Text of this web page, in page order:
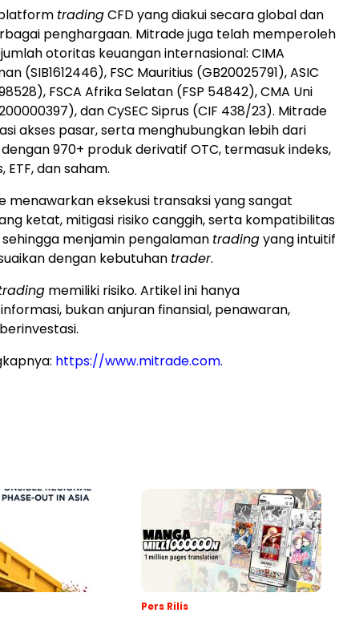
tradingCFD yang diakui secara global dan
penghargaan. Mitrade juga telah memperoleh
otoritas keuangan internasional: CIMA
(SIB1612446), FSC Mauritius (GB20025791), ASIC
FSCA Afrika Selatan (FSP 54842), CMA Uni
dan CySEC Siprus (CIF 438/23). Mitrade
akses pasar, serta menghubungkan lebih dari
970+ produk derivatif OTC, termasuk indeks,
ETF, dan saham.
menawarkan eksekusi transaksi yang sangat
ketat, mitigasi risiko canggih, serta kompatibilitas
menjamin pengalaman tradingyang intuitif
dengan kebutuhan trader.
memiliki risiko. Artikel ini hanya
bukan anjuran finansial, penawaran,
https://www.mitrade.com.
Pers Rilis